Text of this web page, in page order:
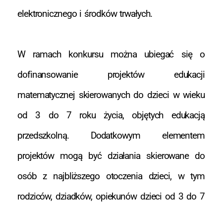
elektronicznego i środków trwałych.
W ramach konkursu można ubiegać się o
dofinansowanie projektów edukacji
matematycznej skierowanych do dzieci w wieku
od 3 do 7 roku życia, objętych edukacją
przedszkolną. Dodatkowym elementem
projektów mogą być działania skierowane do
osób z najbliższego otoczenia dzieci, w tym
rodziców, dziadków, opiekunów dzieci od 3 do 7